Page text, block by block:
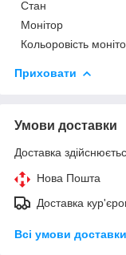
Стан
Монітор
Кольоровість
Приховати
Умови доставки
Доставка
Нова Пошта
Доставка
Всі умови доставки